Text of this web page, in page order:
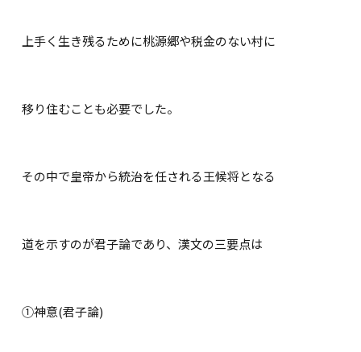
上手く生き残るために桃源郷や税金のない村に
移り住むことも必要でした。
その中で皇帝から統治を任される王候将となる
道を示すのが君子論であり、漢文の三要点は
①神意(君子論)